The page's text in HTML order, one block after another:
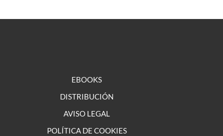
EBOOKS
DISTRIBUCIÓN
AVISO LEGAL
POLÍTICA DE COOKIES